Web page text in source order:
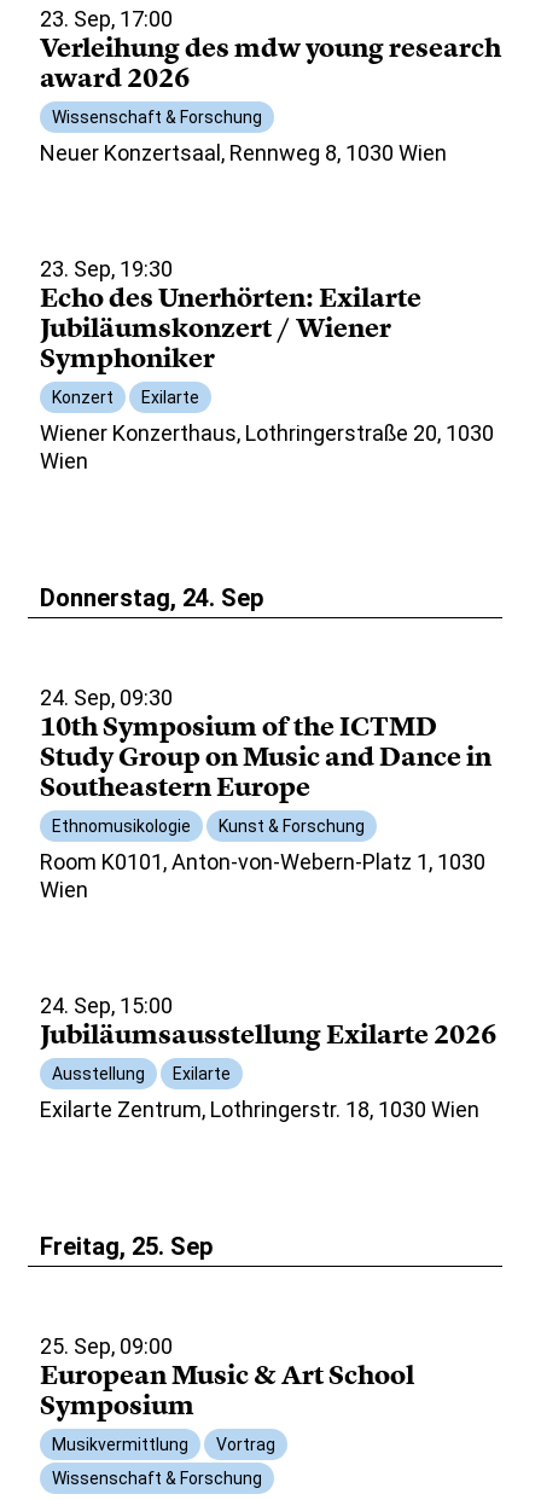
23. Sep, 17:00
Verleihung des mdw young research
award 2026
Wissenschaft & Forschung
Neuer Konzertsaal, Rennweg 8, 1030 Wien
23. Sep, 19:30
Echo des Unerhörten: Exilarte
Jubiläumskonzert / Wiener
Symphoniker
Konzert Exilarte
Wiener Konzerthaus, Lothringerstraße 20, 1030
Wien
Donnerstag, 24. Sep
24. Sep, 09:30
10th Symposium of the ICTMD
Study Group on Music and Dance in
Southeastern Europe
Ethnomusikologie Kunst & Forschung
Room K0101, Anton-von-Webern-Platz 1, 1030
Wien
24. Sep, 15:00
Jubiläumsausstellung Exilarte 2026
Ausstellung Exilarte
Exilarte Zentrum, Lothringerstr. 18, 1030 Wien
Freitag, 25. Sep
25. Sep, 09:00
European Music & Art School
Symposium
Musikvermittlung
Vortrag
Wissenschaft & Forschung